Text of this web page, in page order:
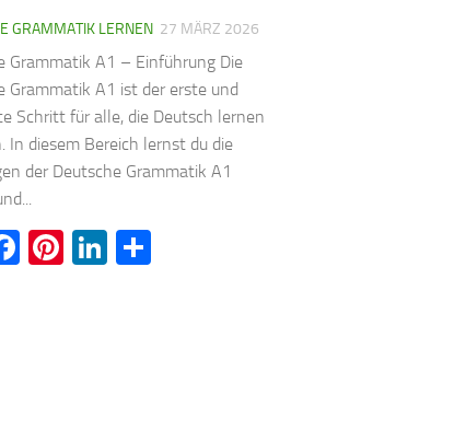
GRAMMATIK LERNEN 27 MÄRZ 2026
Grammatik A1 – Einführung Die
Grammatik A1 ist der erste und
Schritt für alle, die Deutsch lernen
In diesem Bereich lernst du die
der Deutsche Grammatik A1
Facebook
Pinterest
LinkedIn